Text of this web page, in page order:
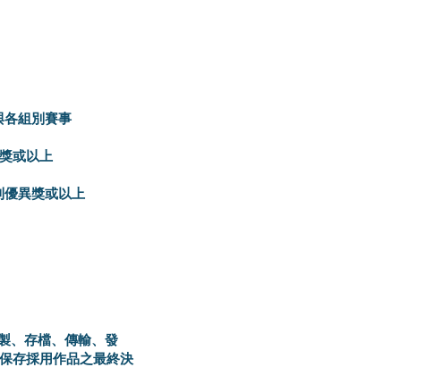
各組別賽事
或以上
異獎或以上
、存檔、傳輸、發
存採用作品之最終決